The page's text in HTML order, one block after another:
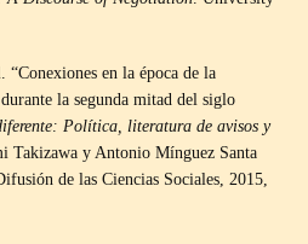
en la época de la
la segunda mitad del siglo
Política, literatura de avisos y
Takizawa y Antonio Mínguez Santa
de las Ciencias Sociales, 2015,